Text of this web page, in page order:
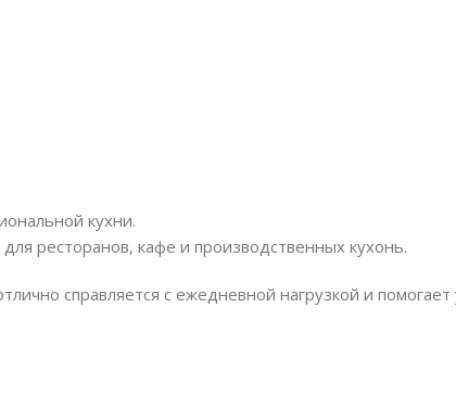
кухни.
ресторанов, кафе и производственных кухонь.
справляется с ежедневной нагрузкой и